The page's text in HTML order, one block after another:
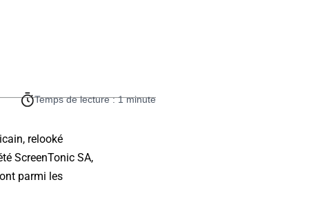
Temps de lecture : 1 minute
relooké
ScreenTonic SA,
parmi les